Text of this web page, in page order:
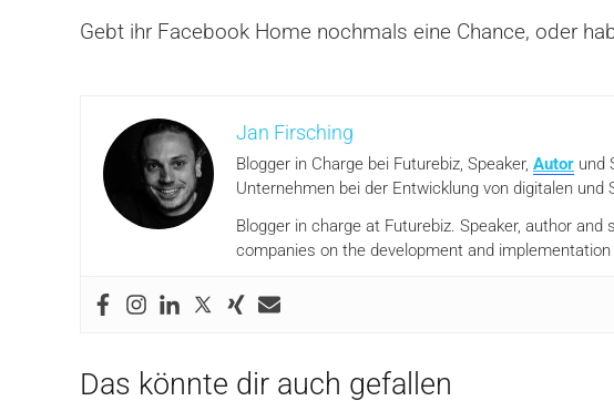
Gebt ihr Facebook Home nochmals eine Chance, oder
Jan Firsching
Blogger in Charge bei Futurebiz, Speaker, Autor und
Unternehmen bei der Entwicklung von digitalen und
Blogger in charge at Futurebiz. Speaker, author
companies on the development and
Das könnte dir auch gefallen